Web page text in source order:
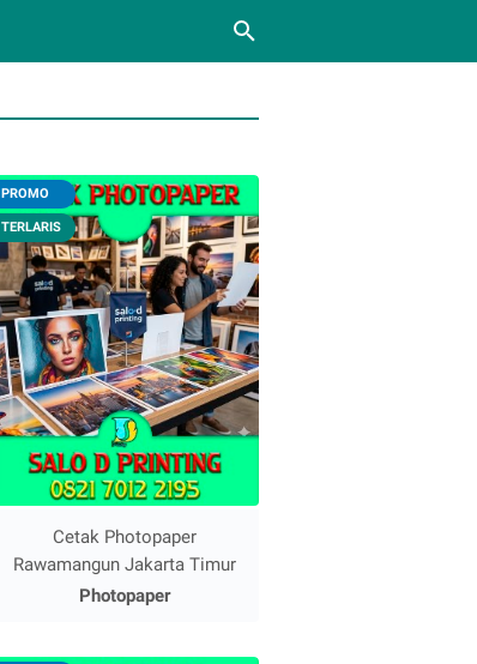
Cetak Photopaper
Rawamangun Jakarta Timur
Photopaper
PROMO
TERLARIS